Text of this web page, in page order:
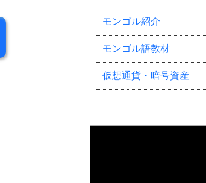
モンゴル紹介
モンゴル語教材
仮想通貨・暗号資産